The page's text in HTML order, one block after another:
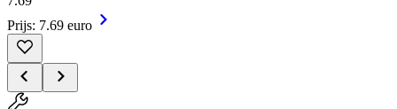
Prijs: 7.69 euro